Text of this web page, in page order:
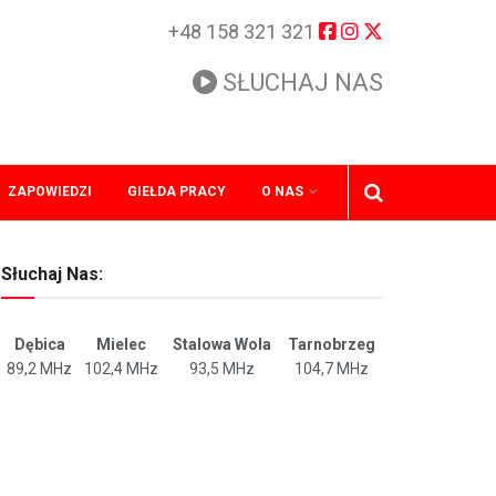
+48 158 321 321
SŁUCHAJ NAS
ZAPOWIEDZI GIEŁDA PRACY O NAS
Słuchaj Nas:
Dębica Mielec Stalowa Wola
Tarnobrzeg
89,2 MHz
102,4 MHz 93,5 MHz 104,7 MHz